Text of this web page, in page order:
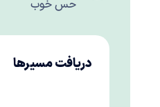
حس خوب
دریافت مسیرها